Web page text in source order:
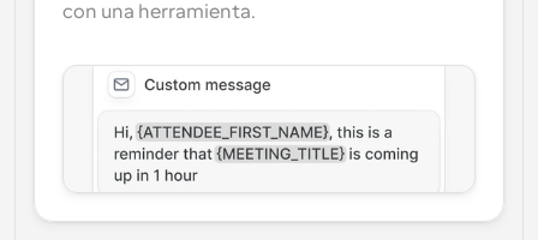
con una herramienta.